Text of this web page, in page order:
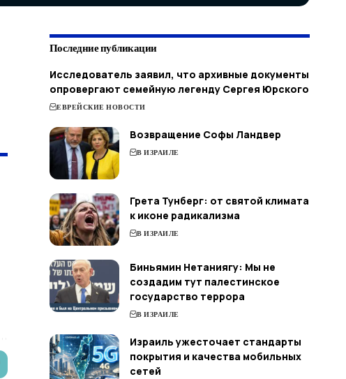
Последние публикации
Исследователь заявил, что архивные документы
опровергают семейную легенду Сергея Юрского
ЕВРЕЙСКИЕ НОВОСТИ
Возвращение Софы Ландвер
В ИЗРАИЛЕ
Грета Тунберг: от святой климата
к иконе радикализма
В ИЗРАИЛЕ
Биньямин Нетаниягу: Мы не
создадим тут палестинское
государство террора
В ИЗРАИЛЕ
Израиль ужесточает стандарты
покрытия и качества мобильных
сетей